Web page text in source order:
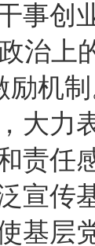
事创
治上
机制
大力
责任
宣传
基层